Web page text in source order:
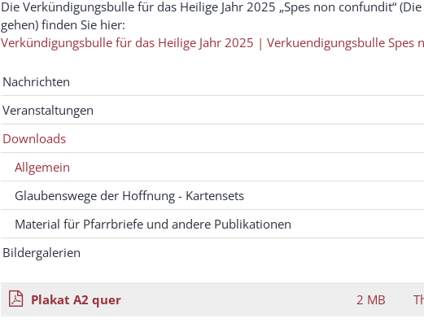
Die Verkündigungsbulle für das Heilige Jahr 2025 „Spes non confundit“
gehen) finden Sie hier:
Verkündigungsbulle für das Heilige Jahr 2025 | Verkuendigungsbulle Spes
Nachrichten
Veranstaltungen
Downloads
Allgemein
Glaubenswege der Hoffnung - Kartensets
Material für Pfarrbriefe und andere Publikationen
Bildergalerien
Plakat A2 quer 2 MB